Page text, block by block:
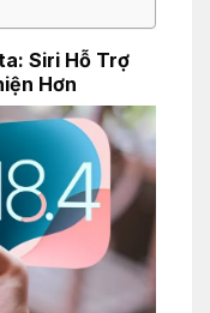
Siri Hỗ Trợ
Hơn